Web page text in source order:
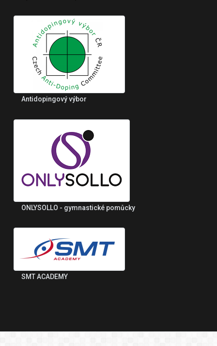
Antidopingový výbor
ONLYSOLLO - gymnastické pomůcky
SMT ACADEMY